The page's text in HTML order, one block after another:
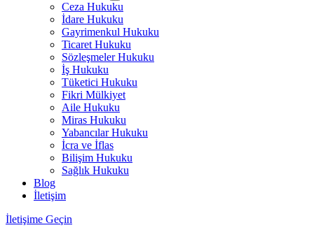
Ceza Hukuku
İdare Hukuku
Gayrimenkul Hukuku
Ticaret Hukuku
Sözleşmeler Hukuku
İş Hukuku
Tüketici Hukuku
Fikri Mülkiyet
Aile Hukuku
Miras Hukuku
Yabancılar Hukuku
İcra ve İflas
Bilişim Hukuku
Sağlık Hukuku
Blog
İletişim
İletişime Geçin